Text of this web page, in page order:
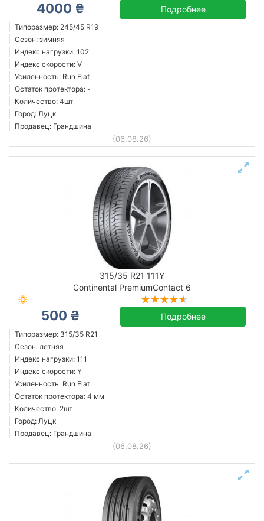
4000 ₴ Подробнее
Типоразмер: 245/45 R19
Сезон: зимняя
Индекс нагрузки: 102
Индекс скорости: V
Усиленность: Run Flat
Остаток протектора: -
Количество: 4шт
Город: Луцк
Продавец: Грандшина
(06.08.26)
315/35 R21 111Y
Continental PremiumContact 6
500 ₴ Подробнее
Типоразмер: 315/35 R21
Сезон: летняя
Индекс нагрузки: 111
Индекс скорости: Y
Усиленность: Run Flat
Остаток протектора: 4 мм
Количество: 2шт
Город: Луцк
Продавец: Грандшина
(06.08.26)